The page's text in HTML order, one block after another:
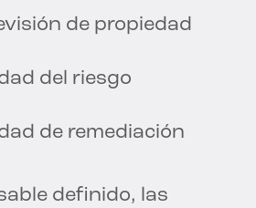
de propiedad
del riesgo
de remediación
definido, las